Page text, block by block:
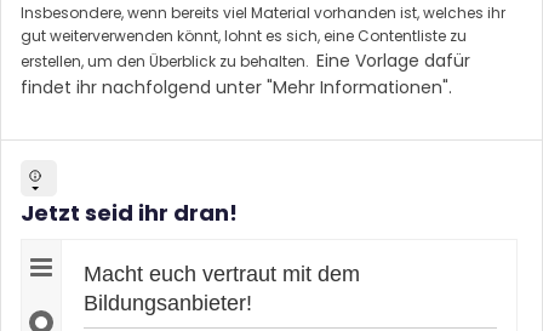
Insbesondere, wenn bereits viel Material vorhanden ist, welches ihr
gut weiterverwenden könnt, lohnt es sich, eine Contentliste zu
erstellen, um den Überblick zu behalten. Eine Vorlage dafür
findet ihr nachfolgend unter "Mehr Informationen".
Jetzt seid ihr dran!